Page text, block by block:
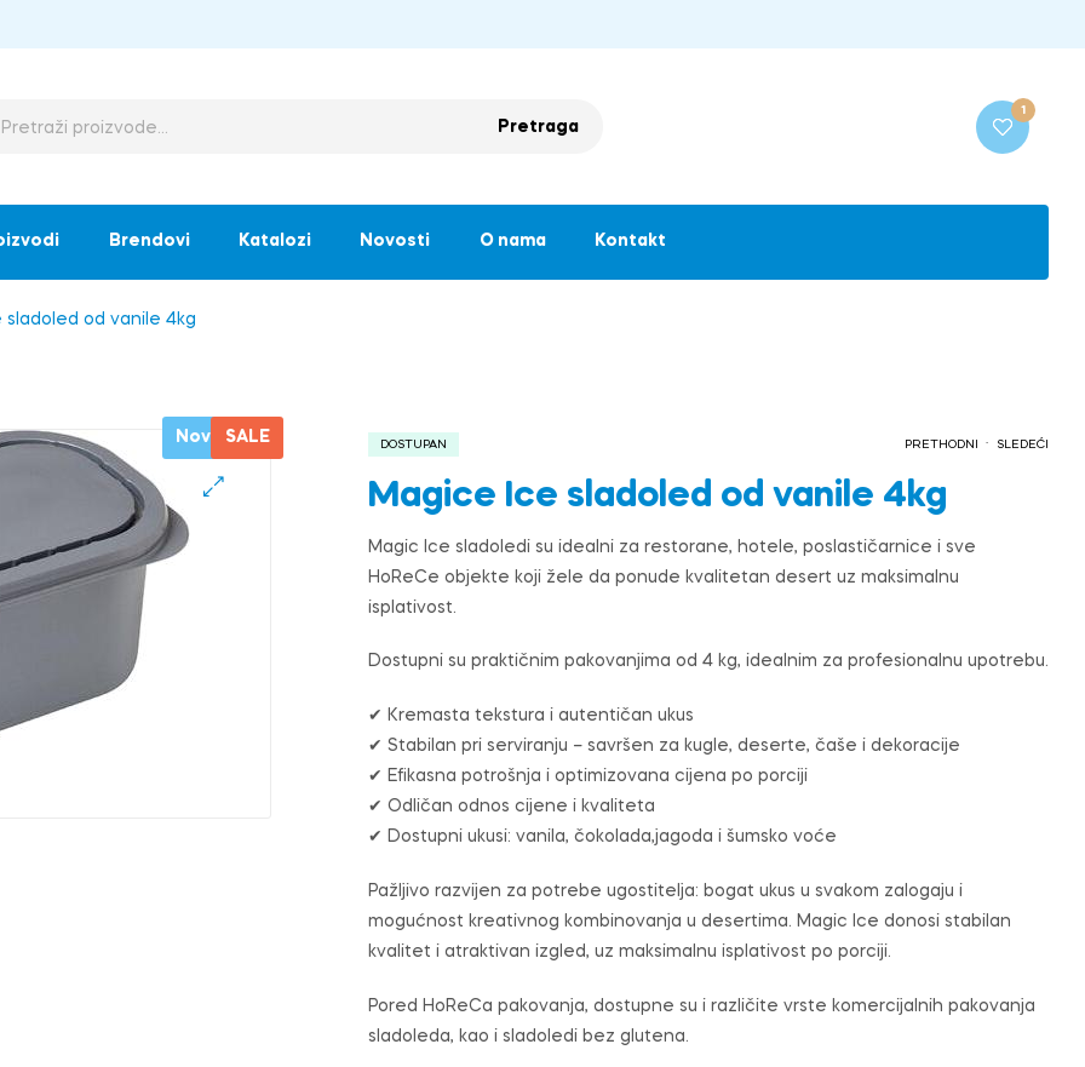
Pretraga
1
Brendovi Katalozi Novosti O nama Kontakt
sladoled od vanile 4kg
Novo SALE PRETHODNI SLEDEĆI
DOSTUPAN
Magice Ice sladoled od vanile 4kg
Magic Ice sladoledi su idealni za restorane, hotele, poslastičarnice i sve
HoReCe objekte koji žele da ponude kvalitetan desert uz maksimalnu
isplativost.
Dostupni su praktičnim pakovanjima od 4 kg, idealnim za profesionalnu upotrebu.
✔ Kremasta tekstura i autentičan ukus
✔ Stabilan pri serviranju – savršen za kugle, deserte, čaše i dekoracije
✔ Efikasna potrošnja i optimizovana cijena po porciji
✔ Odličan odnos cijene i kvaliteta
✔ Dostupni ukusi: vanila, čokolada,jagoda i šumsko voće
Pažljivo razvijen za potrebe ugostitelja: bogat ukus u svakom zalogaju i
mogućnost kreativnog kombinovanja u desertima. Magic Ice donosi stabilan
kvalitet i atraktivan izgled, uz maksimalnu isplativost po porciji.
Pored HoReCa pakovanja, dostupne su i različite vrste komercijalnih pakovanja
sladoleda, kao i sladoledi bez glutena.